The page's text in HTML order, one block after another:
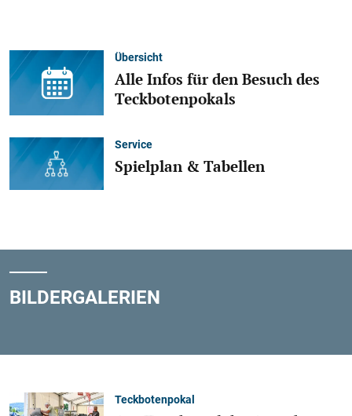
Übersicht
Alle Infos für den Besuch des
Teckbotenpokals
Service
Spielplan & Tabellen
BILDERGALERIEN
Teckbotenpokal